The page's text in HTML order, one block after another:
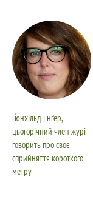
Ґюнхільд Енґер,
цьогорічний член журі
говорить про своє
сприйняття короткого
метру